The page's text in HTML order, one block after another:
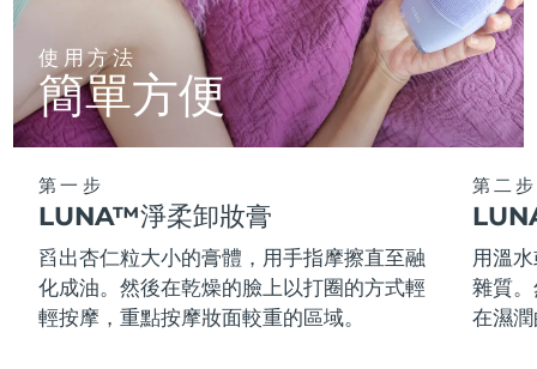
使用方法
簡單方便
第一步
LUNA™淨柔卸妝膏
舀出杏仁粒大小的膏體，用手指摩擦直至融
化成油。然後在乾燥的臉上以打圈的方式輕
輕按摩，重點按摩妝面較重的區域。
第二步
用溫
雜質
在濕